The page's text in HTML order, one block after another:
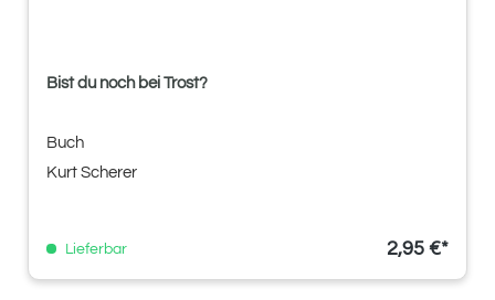
Bist du noch bei Trost?
Buch
Kurt Scherer
Lieferbar 2,95 €*